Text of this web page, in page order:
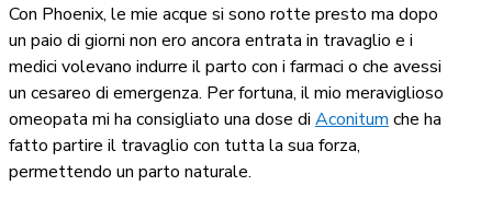
Con Phoenix, le mie acque si sono rotte presto ma dopo
un paio di giorni non ero ancora entrata in travaglio e i
medici volevano indurre il parto con i farmaci o che avessi
un cesareo di emergenza. Per fortuna, il mio meraviglioso
omeopata mi ha consigliato una dose di Aconitum che ha
fatto partire il travaglio con tutta la sua forza,
permettendo un parto naturale.